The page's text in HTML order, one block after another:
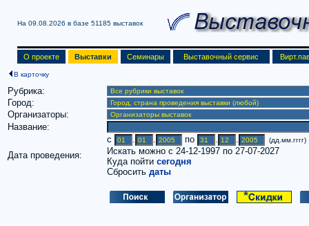
На 09.08.2026 в базе 51185 выставок
О проекте Выставки Семинары Выставочный сервис
В карточку
Рубрика:
Город:
Организаторы:
Название:
Дата проведения:
c . . по . . (дд.мм.гггг)
Искать можно с 24-12-1997 по 27-07-2027
Куда пойти сегодня
Сбросить даты